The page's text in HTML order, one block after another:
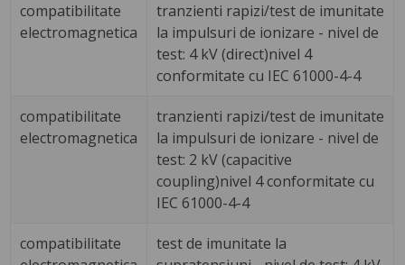
compatibilitate
electromagnetica
tranzienti rapizi/test de imunitate
la impulsuri de ionizare - nivel de
test: 4 kV (direct)nivel 4
conformitate cu IEC 61000-4-4
compatibilitate
electromagnetica
tranzienti rapizi/test de imunitate
la impulsuri de ionizare - nivel de
test: 2 kV (capacitive
coupling)nivel 4 conformitate cu
IEC 61000-4-4
compatibilitate
test de imunitate la